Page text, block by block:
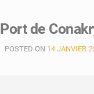
Port de
POSTED ON 14 JANVIER